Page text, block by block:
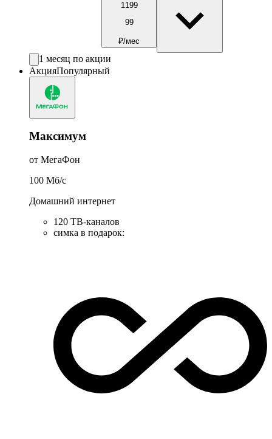
1199
99
₽/мес
1 месяц по акции
АкцияПопулярный
Максимум
от МегаФон
100 Мб/c
Домашний интернет
120 ТВ-каналов
симка в подарок: